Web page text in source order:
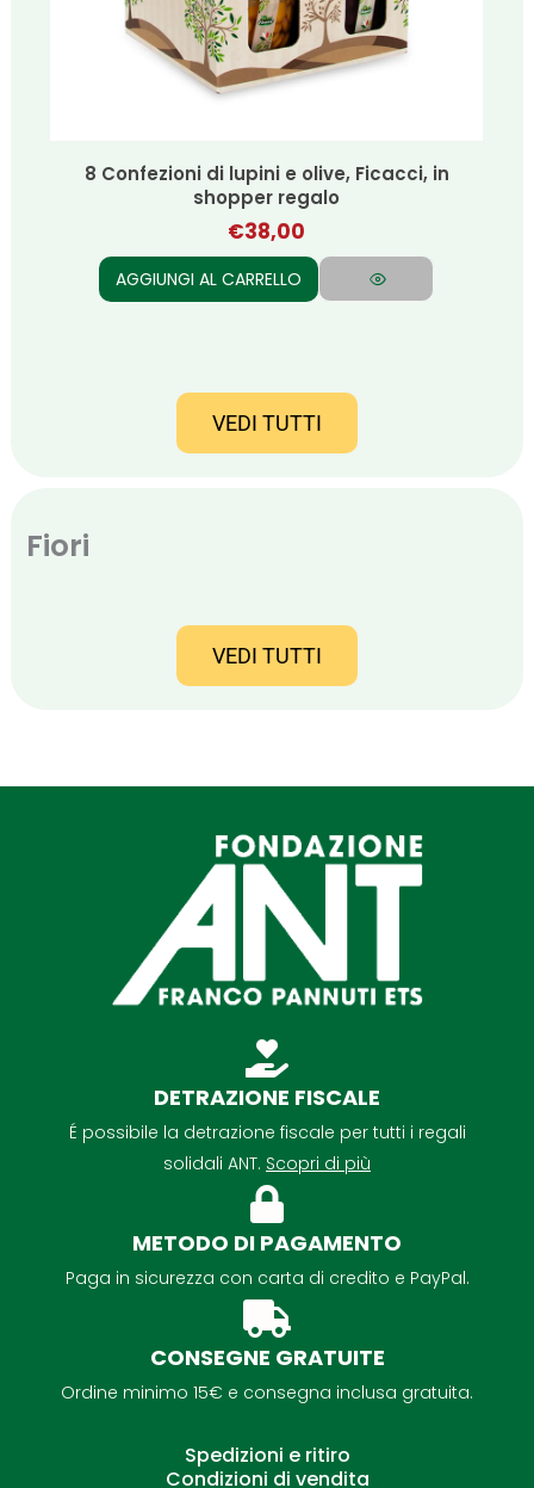
Olive 5 ricette tipiche regionali, Ficacci,
in shopper regalo
€27,00
AGGIUNGI AL CARRELLO
VEDI TUTTI
Fiori
VEDI TUTTI
DETRAZIONE FISCALE
É possibile la detrazione fiscale per tutti i regali
solidali ANT. Scopri di più
METODO DI PAGAMENTO
Paga in sicurezza con carta di credito e PayPal.
CONSEGNE GRATUITE
Ordine minimo 15€ e consegna inclusa gratuita.
Spedizioni e ritiro
Condizioni di vendita